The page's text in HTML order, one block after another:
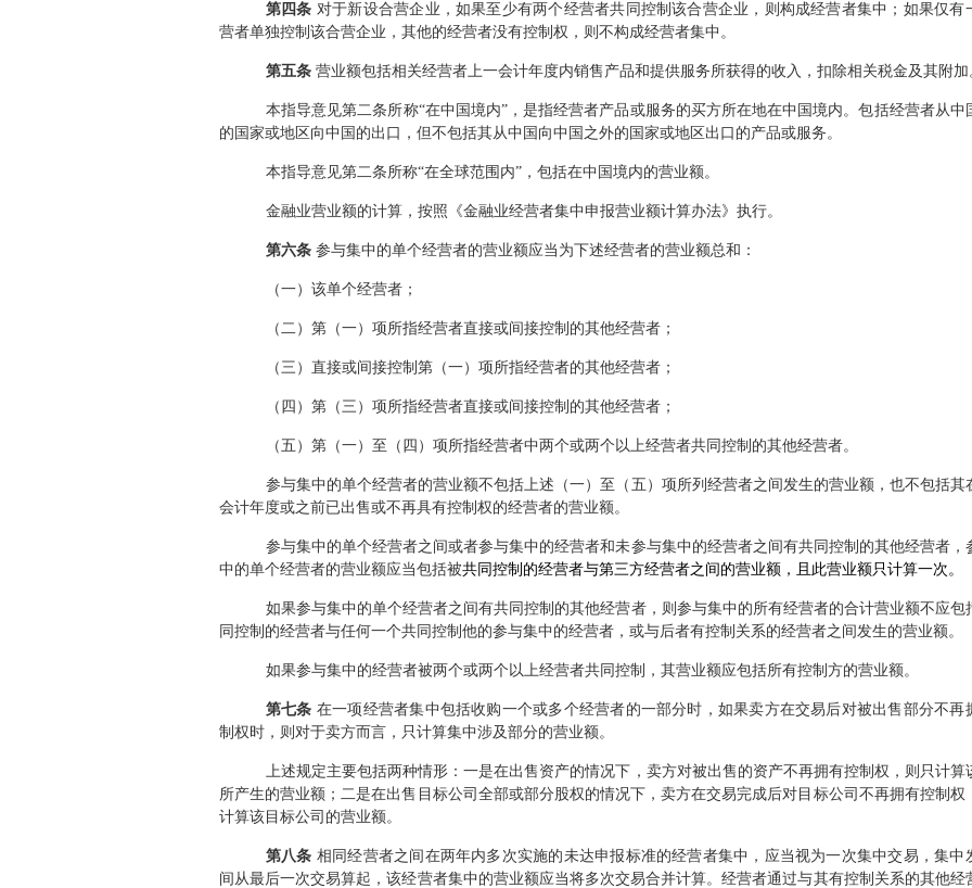
第四条 对于新设合营企业，如果至少有两个经营者共同控制该合营企业，则构成经营者集中；如果仅有
营者单独控制该合营企业，其他的经营者没有控制权，则不构成经营者集中。
第五条 营业额包括相关经营者上一会计年度内销售产品和提供服务所获得的收入，扣除相关税金及其附加
本指导意见第二条所称“在中国境内”，是指经营者产品或服务的买方所在地在中国境内。包括经营者从中
的国家或地区向中国的出口，但不包括其从中国向中国之外的国家或地区出口的产品或服务。
本指导意见第二条所称“在全球范围内”，包括在中国境内的营业额。
金融业营业额的计算，按照《金融业经营者集中申报营业额计算办法》执行。
第六条 参与集中的单个经营者的营业额应当为下述经营者的营业额总和：
（一）该单个经营者；
（二）第（一）项所指经营者直接或间接控制的其他经营者；
（三）直接或间接控制第（一）项所指经营者的其他经营者；
（四）第（三）项所指经营者直接或间接控制的其他经营者；
（五）第（一）至（四）项所指经营者中两个或两个以上经营者共同控制的其他经营者。
参与集中的单个经营者的营业额不包括上述（一）至（五）项所列经营者之间发生的营业额，也不包括其
会计年度或之前已出售或不再具有控制权的经营者的营业额。
参与集中的单个经营者之间或者参与集中的经营者和未参与集中的经营者之间有共同控制的其他经营者，
中的单个经营者的营业额应当包括被共同控制的经营者与第三方经营者之间的营业额，且此营业额只计算一次。
如果参与集中的单个经营者之间有共同控制的其他经营者，则参与集中的所有经营者的合计营业额不应包
同控制的经营者与任何一个共同控制他的参与集中的经营者，或与后者有控制关系的经营者之间发生的营业额。
如果参与集中的经营者被两个或两个以上经营者共同控制，其营业额应包括所有控制方的营业额。
第七条 在一项经营者集中包括收购一个或多个经营者的一部分时，如果卖方在交易后对被出售部分不再
制权时，则对于卖方而言，只计算集中涉及部分的营业额。
上述规定主要包括两种情形：一是在出售资产的情况下，卖方对被出售的资产不再拥有控制权，则只计算
所产生的营业额；二是在出售目标公司全部或部分股权的情况下，卖方在交易完成后对目标公司不再拥有控制权
计算该目标公司的营业额。
第八条 相同经营者之间在两年内多次实施的未达申报标准的经营者集中，应当视为一次集中交易，集中
间从最后一次交易算起，该经营者集中的营业额应当将多次交易合并计算。经营者通过与其有控制关系的其他经